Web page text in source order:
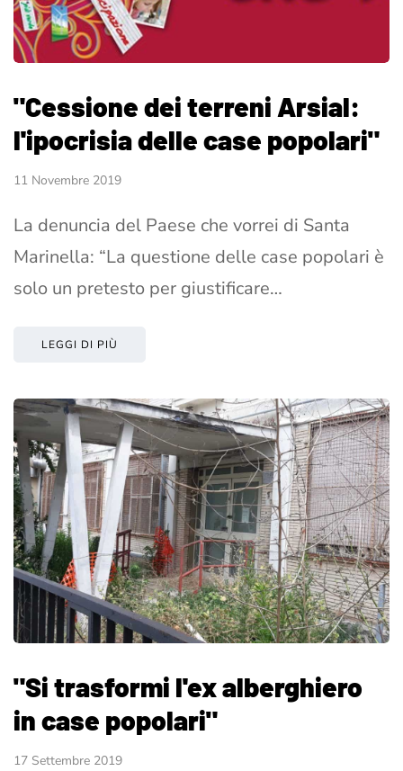
"Cessione dei terreni Arsial:
l'ipocrisia delle case popolari"
11 Novembre 2019
La denuncia del Paese che vorrei di Santa
Marinella: “La questione delle case popolari è
solo un pretesto per giustificare…
LEGGI DI PIÙ
"Si trasformi l'ex alberghiero
in case popolari"
17 Settembre 2019